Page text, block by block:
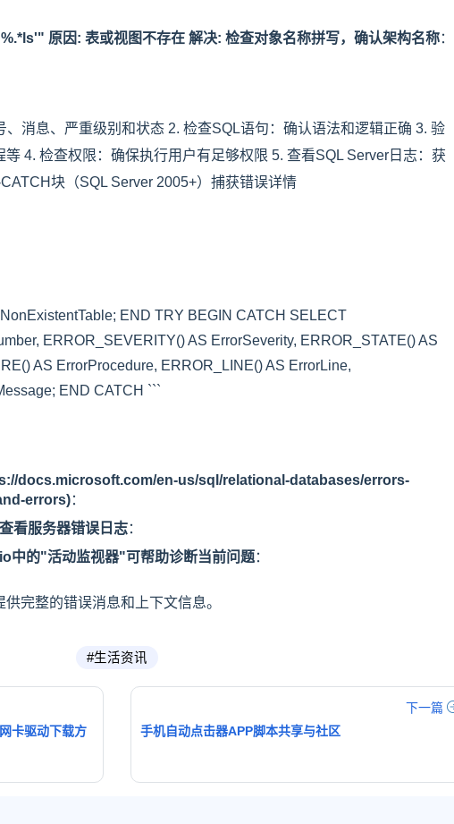
原因: 表或视图不存在 解决: 检查对象名称拼写，确认架构名称：
消息、严重级别和状态 2. 检查SQL语句：确认语法和逻辑正确 3. 验
4. 检查权限：确保执行用户有足够权限 5. 查看SQL Server日志：获
块（SQL Server 2005+）捕获错误详情
END TRY BEGIN CATCH SELECT
ERROR_SEVERITY() AS ErrorSeverity, ERROR_STATE() AS
AS ErrorProcedure, ERROR_LINE() AS ErrorLine,
END CATCH ```
docs.microsoft.com/en-us/sql/relational-databases/errors-
errors)：
看服务器错误日志：
中的"活动监视器"可帮助诊断当前问题：
完整的错误消息和上下文信息。
#生活资讯
卡驱动下载方
下一篇
手机自动点击器APP脚本共享与社区